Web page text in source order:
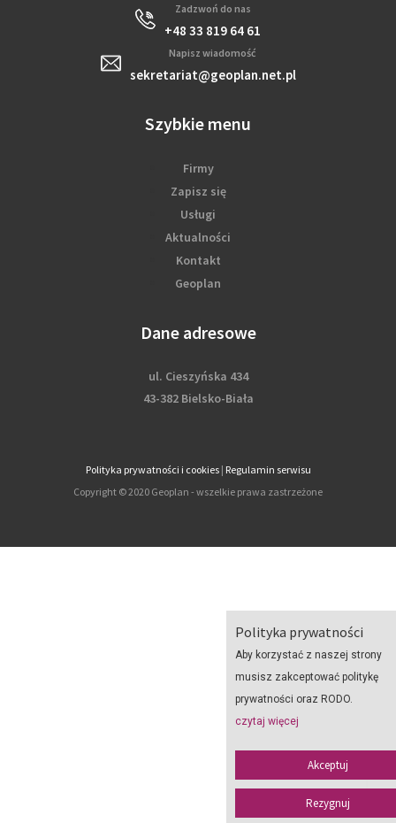
Polityka prywatności
Aby korzystać z naszej strony
musisz zakceptować politykę
prywatności oraz RODO.
czytaj więcej
Akceptuj
Rezygnuj
Zadzwoń do nas
+48 33 819 64 61
Napisz wiadomość
sekretariat@geoplan.net.pl
Szybkie menu
Firmy
Zapisz się
Usługi
Aktualności
Kontakt
Geoplan
Dane adresowe
ul. Cieszyńska 434
43-382 Bielsko-Biała
Polityka prywatności i cookies| Regulamin serwisu
Copyright © 2020 Geoplan - wszelkie prawa zastrzeżone